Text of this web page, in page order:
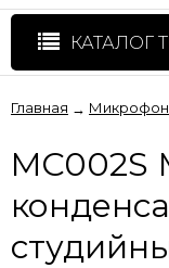
КАТАЛОГ
Главная →